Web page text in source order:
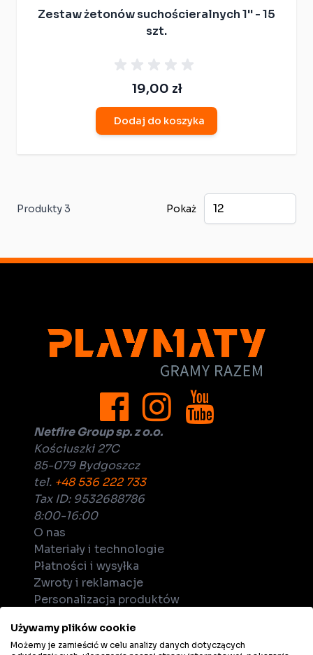
Zestaw żetonów suchościeralnych 1'' - 15
szt.
19,00 zł
Dodaj do koszyka
Produkty 3 Pokaż
Netfire Group sp. z o.o.
Kościuszki 27C
85-079 Bydgoszcz
tel. +48 536 222 733
Tax ID: 9532688786
8:00-16:00
O nas
Materiały i technologie
Płatności i wysyłka
Zwroty i reklamacje
Personalizacja produktów
Zostań dystrybutorem
Kariera
Używamy plików cookie
Możemy je zamieścić w celu analizy danych dotyczących